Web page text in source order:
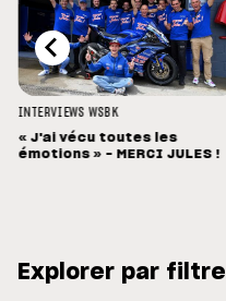
INTERVIEWS WSBK
« J'ai vécu toutes les
émotions » - MERCI JULES !
Explorer par filtre